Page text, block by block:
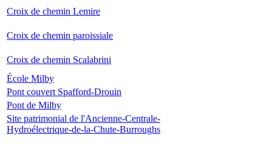
Croix de chemin Lemire
Croix de chemin paroissiale
Croix de chemin Scalabrini
École Milby
Pont couvert Spafford-Drouin
Pont de Milby
Site patrimonial de l'Ancienne-Centrale-
Hydroélectrique-de-la-Chute-Burroughs